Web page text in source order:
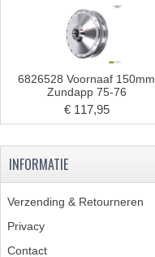
6826528 Voornaaf 150mm
Zundapp 75-76
€ 117,95
INFORMATIE
Verzending & Retourneren
Privacy
Contact